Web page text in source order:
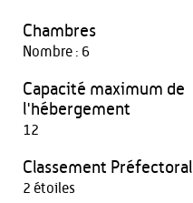
Chambres
Nombre : 6
Capacité maximum de
l'hébergement
12
Classement Préfectoral
2 étoiles